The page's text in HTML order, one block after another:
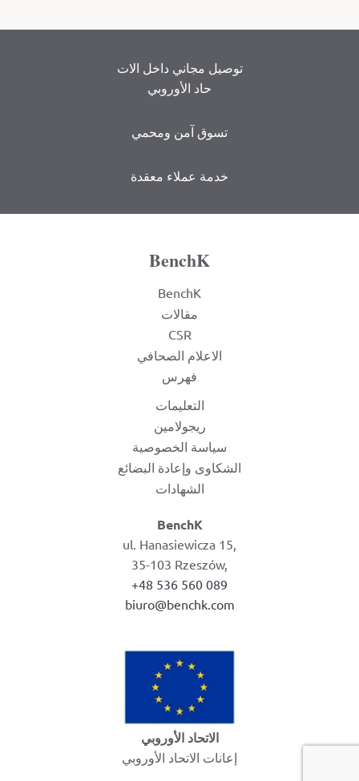
توصيل مجاني داخل الات
حاد الأوروبي
تسوق آمن ومحمي
خدمة عملاء معقدة
BenchK
BenchK
مقالات
CSR
الاعلام الصحافي
فهرس
التعليمات
ريجولامين
سياسة الخصوصية
الشكاوى وإعادة البضائع
الشهادات
BenchK
ul. Hanasiewicza 15,
35-103 Rzeszów,
+48 536 560 089
biuro@benchk.com
الاتحاد الأوروبي
إعانات الاتحاد الأوروبي